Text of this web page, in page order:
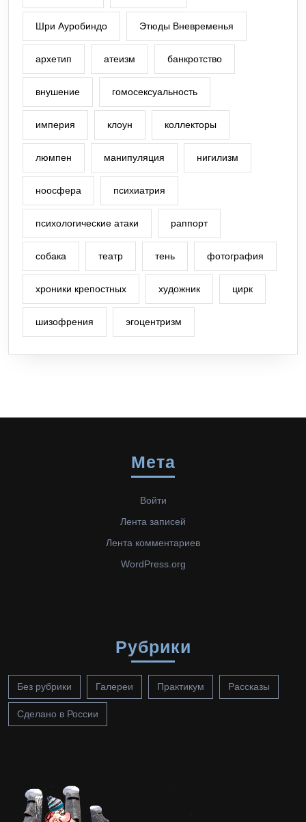
Шри Ауробиндо Этюды Вневременья
архетип атеизм банкротство
внушение гомосексуальность
империя клоун коллекторы
люмпен манипуляция нигилизм
ноосфера психиатрия
психологические атаки раппорт
собака театр тень фотография
хроники крепостных художник цирк
шизофрения эгоцентризм
Мета
Войти
Лента записей
Лента комментариев
WordPress.org
Рубрики
Без рубрики Галереи Практикум Рассказы
Сделано в России